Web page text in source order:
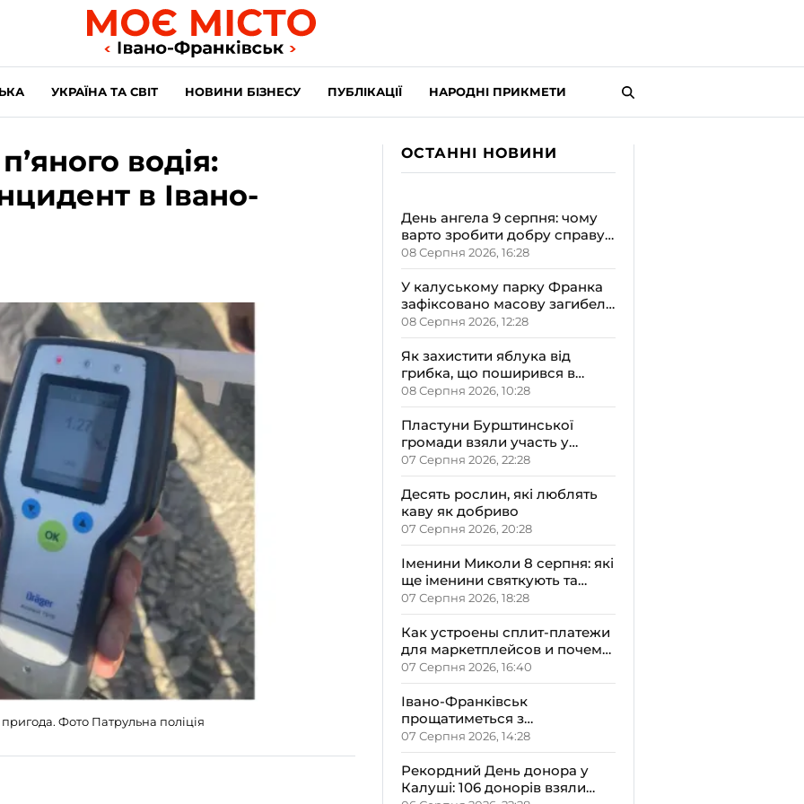
УКРАЇНА ТА СВІТ НОВИНИ БІЗНЕСУ ПУБЛІКАЦІЇ НАРОДНІ ПРИКМЕТИ
водія:
в Івано-
Фото Патрульна поліція
ОСТАННІ НОВИНИ
День ангела 9 серпня: чому
варто зробити добру справу,
святкуючи Пантелеймона,
Миколи та Саву
08 Серпня 2026, 16:28
У калуському парку Франка
зафіксовано масову загибель
качок: можливе отруєння
озера хімікатами
08 Серпня 2026, 12:28
Як захистити яблука від
грибка, що поширився в
Україні
08 Серпня 2026, 10:28
Пластуни Бурштинської
громади взяли участь у
вишкільному таборі
«Гарт-2026»
07 Серпня 2026, 22:28
Десять рослин, які люблять
каву як добриво
07 Серпня 2026, 20:28
Іменини Миколи 8 серпня: які
ще іменини святкують та
якою буде осінь за
народними прикметами
07 Серпня 2026, 18:28
Как устроены сплит-платежи
для маркетплейсов и почему
это важно
07 Серпня 2026, 16:40
Івано-Франківськ
прощатиметься з
полковником Вадимом
Репецьким: вічна пам’ять
Герою
07 Серпня 2026, 14:28
Рекордний День донора у
Калуші: 106 донорів взяли